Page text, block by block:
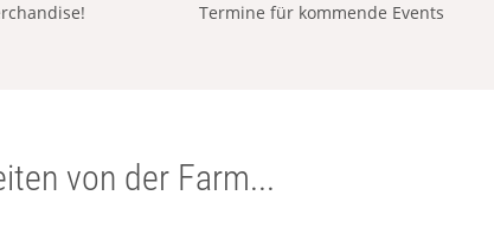
Termine für kommende Events
von der Farm...